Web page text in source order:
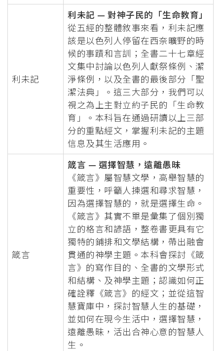
利未記
利未記 — 對神子民的「生命教育」
從五經的整體敘事來看，利未記應
該是以色列人停留在西奈曠野的時
候的事蹟和言訓；全書二十七章經
文集中討論以色列人獻祭條例、潔
淨條例，以及全書的最後部分「聖
潔法典」。這三大部分，我們可以
視之為上主對立約子民的「生命教
育」。本科旨在通過研讀以上三部
分的重點經文，掌握利未記的主題
信息及其生活應用。
箴言
箴言 — 選擇智慧，遠離愚昧
《箴言》屬智慧文學，高舉智慧的
重要性，呼籲人揀選和尋求智慧，
因為選擇智慧的，就是選擇生命。
《箴言》其實不單是彙集了個別獨
立的格言和諺語，整卷書更具有它
獨特的鋪排和文學結構，帶出融會
貫通的神學主題。本科會探討《箴
言》的寫作目的、全書的文學形式
和結構、及神學主題；認識如何正
確詮釋《箴言》的經文；並從這智
慧寶庫中，探討智慧人生的基礎，
並如何在現今生活中，選擇智慧，
遠離愚昧，活出合神心意的智慧人
生。